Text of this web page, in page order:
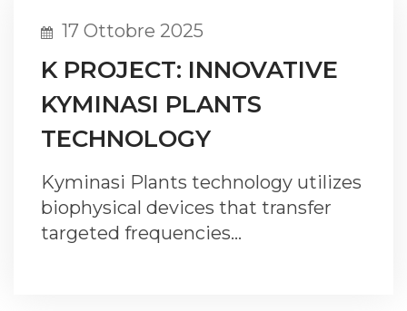
17 Ottobre 2025
K PROJECT: INNOVATIVE
KYMINASI PLANTS
TECHNOLOGY
Kyminasi Plants technology utilizes
biophysical devices that transfer
targeted frequencies…